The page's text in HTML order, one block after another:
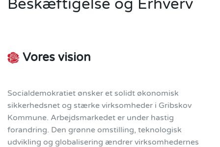
Beskæftigelse og Erhverv
Vores vision
Socialdemokratiet ønsker et solidt økonomisk
sikkerhedsnet og stærke virksomheder i Gribskov
Kommune. Arbejdsmarkedet er under hastig
forandring. Den grønne omstilling, teknologisk
udvikling og globalisering ændrer virksomhedernes